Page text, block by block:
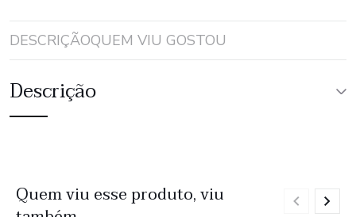
DESCRIÇÃOQUEM VIU GOSTOU
Descrição
Quem viu esse produto, viu